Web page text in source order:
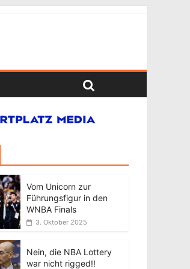
Vom Unicorn zur
Führungsfigur in den
WNBA Finals
3. Oktober 2025
Nein, die NBA Lottery
war nicht rigged!!